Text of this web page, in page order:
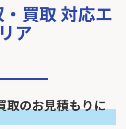
買取 対応エ
リア
取のお見積もりに